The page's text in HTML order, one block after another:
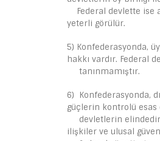
Federal devlette ise
yeterli görülür.
5) Konfederasyonda,
hakkı vardır. Federal
tanınmamıştır.
6) Konfederasyonda,
güçlerin kontrolü esas
devletlerin elindedir.
ilişkiler ve ulusal